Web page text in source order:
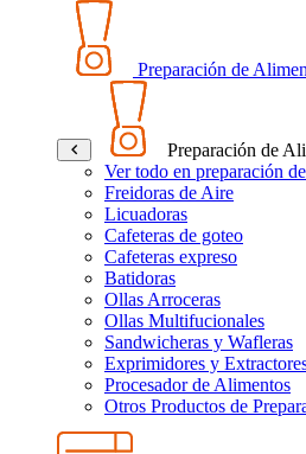
Preparación de
Preparación de
Ver todo en preparación
Freidoras de Aire
Licuadoras
Cafeteras de goteo
Cafeteras expreso
Batidoras
Ollas Arroceras
Ollas Multifucionales
Sandwicheras y Wafleras
Exprimidores y
Procesador de Alimentos
Otros Productos de